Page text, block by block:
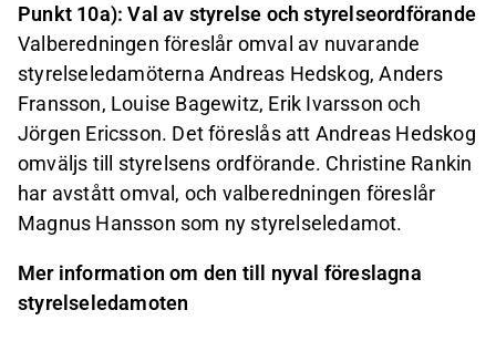
Punkt 10a): Val av styrelse och styrelseordförande
Valberedningen föreslår omval av nuvarande
styrelseledamöterna Andreas Hedskog, Anders
Fransson, Louise Bagewitz, Erik Ivarsson och
Jörgen Ericsson. Det föreslås att Andreas Hedskog
omväljs till styrelsens ordförande. Christine Rankin
har avstått omval, och valberedningen föreslår
Magnus Hansson som ny styrelseledamot.
Mer information om den till nyval föreslagna
styrelseledamoten